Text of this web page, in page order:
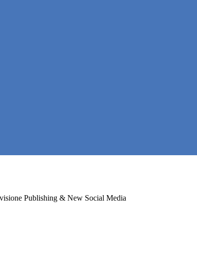
Publishing & New Social Media